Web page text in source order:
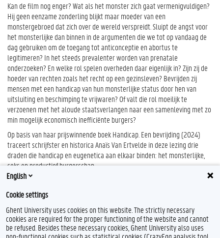
Kan de film nog enger? Wat als het monster zich gaat vermenigvuldigen?
Hij geen eenzame zonderling blijkt maar moeder van een
monstergebroed dat zich over de wereld verspreidt. Sluipt de angst voor
het monsterlijke dan binnen in de argumenten die we tot op vandaag de
dag gebruiken om de toegang tot anticonceptie en abortus te
legitimeren? In het steeds prevalenter worden van prenatale
onderzoeken? En welke rol spelen overheden daar eigenlijk in? Zijn zij de
hoeder van rechten zoals het recht op een gezinsleven? Bevrijden zij
mensen met een handicap van hun monsterlijke status door hen van
uitsluiting en beschimping te vrijwaren? Of valt die rol moeilijk te
verzoenen met het aloude staatsverlangen naar een samenleving met zo
min mogelijk economisch inefficiënte burgers?
Op basis van haar prijswinnende boek Handicap. Een bevrijding (2024)
traceert schrijfster en historica Anaïs Van Ertvelde in deze lezing drie
draden die handicap en eugenetica aan elkaar binden: het monsterlijke,
seks en productief burgerschap.
English
Cookie settings
Ghent University uses cookies on this website. The strictly necessary
cookies are required for the proper functioning of the website and cannot
be refused. Besides these necessary cookies, Ghent University also uses